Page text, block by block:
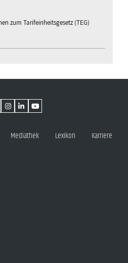
zum Tarifeinheitsgesetz (TEG)
Mediathek Lexikon Karriere